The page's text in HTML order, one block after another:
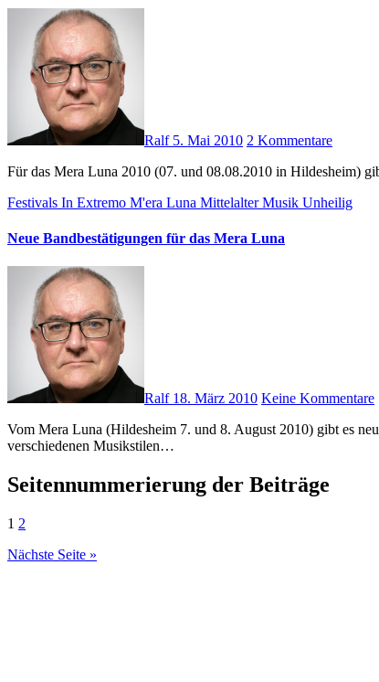
Ralf 5. Mai 2010 2 Kommentare
Für das Mera Luna 2010 (07. und 08.08.2010 in Hildesheim)
Festivals In Extremo M'era Luna MittelalterMusik Unheilig
Neue Bandbestätigungen für das Mera Luna
Ralf 18. März 2010 Keine Kommentare
Vom Mera Luna (Hildesheim 7. und 8. August 2010) gibt es neue Bandbestätigungen. Laibach, Rabenschrey, Zeraphine und Rotersand werden das Festival bespielen. Es wird eine grosse Spanne an
verschiedenen Musikstilen…
Seitennummerierung der Beiträge
1 2
Nächste Seite »